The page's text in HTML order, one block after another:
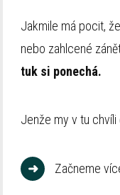
Jakmile má pocit,
nebo zahlcené
tuk si ponechá.
Jenže my v tu
➜ Začneme